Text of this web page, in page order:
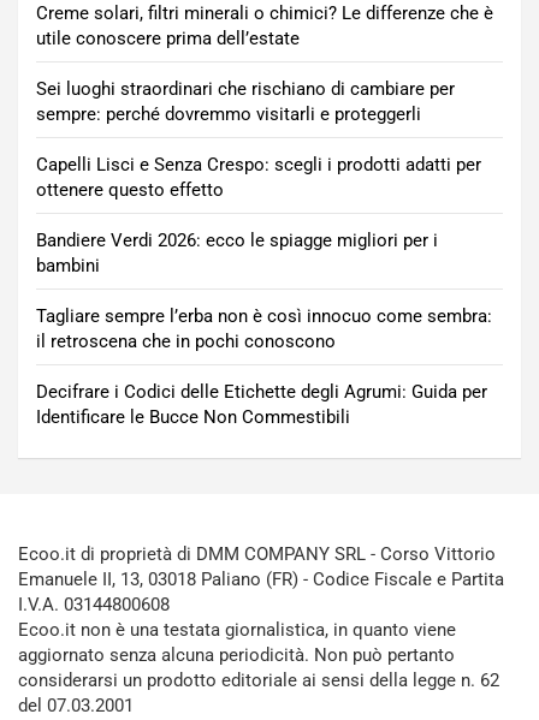
Creme solari, filtri minerali o chimici? Le differenze che è
utile conoscere prima dell’estate
Sei luoghi straordinari che rischiano di cambiare per
sempre: perché dovremmo visitarli e proteggerli
Capelli Lisci e Senza Crespo: scegli i prodotti adatti per
ottenere questo effetto
Bandiere Verdi 2026: ecco le spiagge migliori per i
bambini
Tagliare sempre l’erba non è così innocuo come sembra:
il retroscena che in pochi conoscono
Decifrare i Codici delle Etichette degli Agrumi: Guida per
Identificare le Bucce Non Commestibili
Ecoo.it di proprietà di DMM COMPANY SRL - Corso Vittorio
Emanuele II, 13, 03018 Paliano (FR) - Codice Fiscale e Partita
I.V.A. 03144800608
Ecoo.it non è una testata giornalistica, in quanto viene
aggiornato senza alcuna periodicità. Non può pertanto
considerarsi un prodotto editoriale ai sensi della legge n. 62
del 07.03.2001